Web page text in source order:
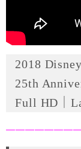
2018
25th
Full HD｜